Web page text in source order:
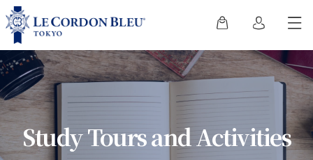
Study Tours and Activities